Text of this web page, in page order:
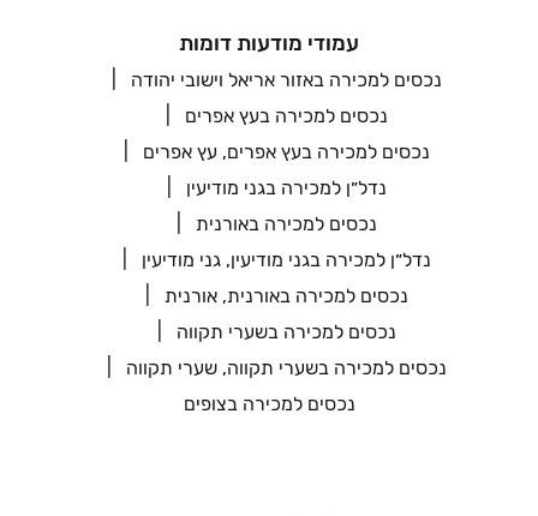
עמודי מודעות דומות
נכסים למכירה באזור אריאל וישובי יהודה
נכסים למכירה בעץ אפרים
נכסים למכירה בעץ אפרים, עץ אפרים
נדל״ן למכירה בגני מודיעין
נכסים למכירה באורנית
נדל״ן למכירה בגני מודיעין, גני מודיעין
נכסים למכירה באורנית, אורנית
נכסים למכירה בשערי תקווה
נכסים למכירה בשערי תקווה, שערי תקווה
נכסים למכירה בצופים